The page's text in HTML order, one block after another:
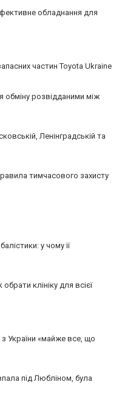
обладнання для
частин Toyota Ukraine
розвідданими між
Ленінградській та
тимчасового захисту
у чому її
клініку для всієї
України «майже все, що
під Любліном, була